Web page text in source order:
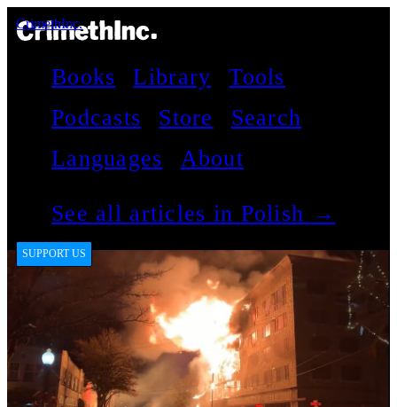
CrimethInc.
Books Library
Tools
Podcasts
Store
Search
Languages
About
See all articles in Polish →
SUPPORT US